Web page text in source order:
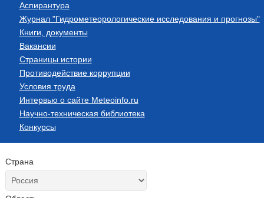
Аспирантура
Журнал "Гидрометеорологические исследования и прогнозы"
Книги, документы
Вакансии
Страницы истории
Противодействие коррупции
Условия труда
Интервью о сайте Meteoinfo.ru
Научно-техническая библиотека
Конкурсы
Страна